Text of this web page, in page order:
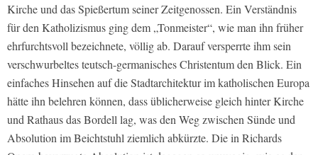
Kirche und das Spießertum seiner Zeitgenossen. Ein Verständnis
für den Katholizismus ging dem „Tonmeister“, wie man ihn früher
ehrfurchtsvoll bezeichnete, völlig ab. Darauf versperrte ihm sein
verschwurbeltes teutsch-germanisches Christentum den Blick. Ein
einfaches Hinsehen auf die Stadtarchitektur im katholischen Europa
hätte ihn belehren können, dass üblicherweise gleich hinter Kirche
und Rathaus das Bordell lag, was den Weg zwischen Sünde und
Absolution im Beichtstuhl ziemlich abkürzte. Die in Richards